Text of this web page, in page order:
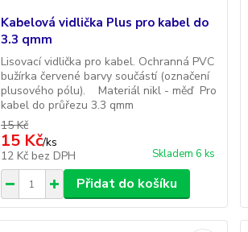
Kabelová vidlička Plus pro kabel do
3.3 qmm
Lisovací vidlička pro kabel. Ochranná PVC
bužírka červené barvy součástí (označení
plusového pólu). Materiál nikl - měď Pro
kabel do průřezu 3.3 qmm
15 Kč
15 Kč/ks
12 Kč bez DPH Skladem 6 ks
Přidat do košíku